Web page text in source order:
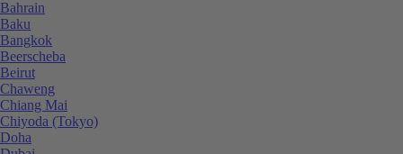
Bahrain
Baku
Bangkok
Beerscheba
Beirut
Chaweng
Chiang Mai
Chiyoda (Tokyo)
Doha